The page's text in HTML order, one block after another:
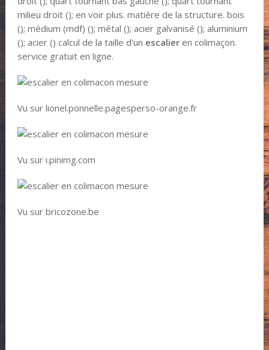
milieu droit (); en voir plus. matière de la structure. bois
(); médium (mdf) (); métal (); acier galvanisé (); aluminium
(); acier () calcul de la taille d'un escalieren colimaçon.
service gratuit en ligne.
Vu sur lionel.ponnelle.pagesperso-orange.fr
Vu sur i.pinimg.com
Vu sur bricozone.be